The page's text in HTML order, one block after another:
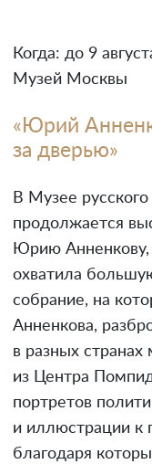
Когда: до 9
Музей Москвы
«Юрий
за дверью»
В Музее
продолжается
Юрию Анненкову,
охватила
собрание, на
Анненкова,
в разных
из Центра
портретов
и иллюстрации к
благодаря